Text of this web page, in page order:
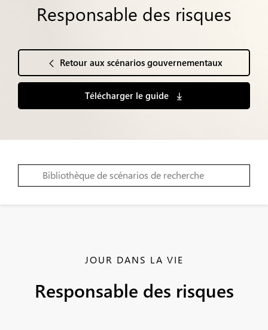
Responsable des risques
Retour aux scénarios gouvernementaux
Télécharger le guide
JOUR DANS LA VIE
Responsable des risques